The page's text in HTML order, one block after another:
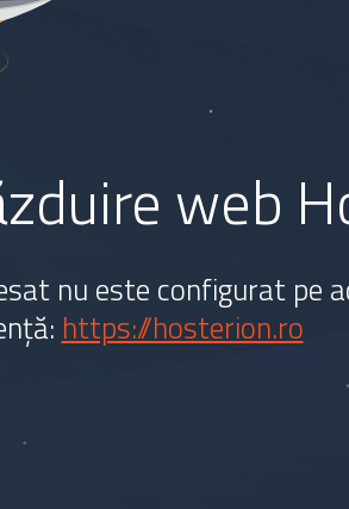
web
nu este configurat pe
https://hosterion.ro